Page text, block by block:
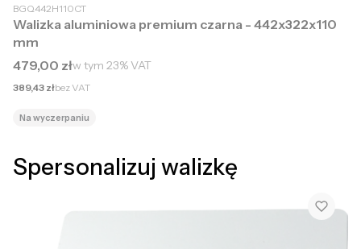
BGQ442H110CT
Walizka aluminiowa premium czarna - 442x322x110
mm
Cena brutto
479,00 złw tym 23%VAT
Cena netto
389,43 złbez VAT
Na wyczerpaniu
Spersonalizuj walizkę